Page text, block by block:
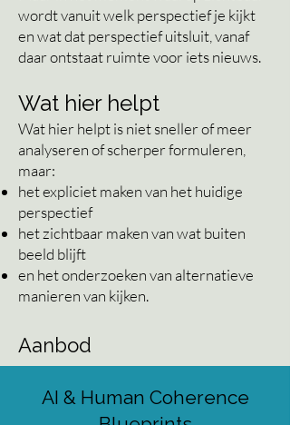
wordt vanuit welk perspectief je kijkt
en wat dat perspectief uitsluit, vanaf
daar ontstaat ruimte voor iets nieuws.
Wat hier helpt
Wat hier helpt is niet sneller of meer
analyseren of scherper formuleren,
maar:
het expliciet maken van het huidige
perspectief
het zichtbaar maken van wat buiten
beeld blijft
en het onderzoeken van alternatieve
manieren van kijken.
Aanbod
AI & Human Coherence